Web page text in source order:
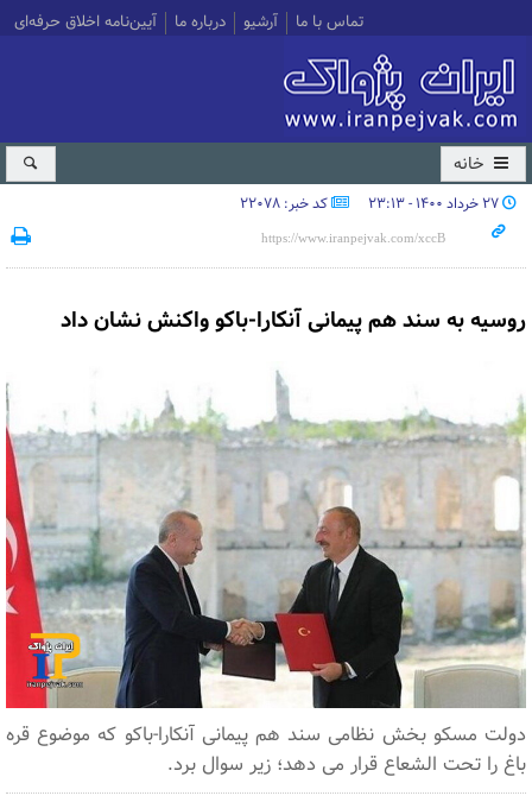
تماس با ما آرشیو درباره ما آیین‌نامه اخلاق حرفه‌ای
خانه
۲۷ خرداد ۱۴۰۰ - ۲۳:۱۳ کد خبر: 22078
روسیه به سند هم پیمانی آنکارا-باکو واکنش نشان داد
دولت مسکو بخش نظامی سند هم پیمانی آنکارا-باکو که موضوع قره
باغ را تحت الشعاع قرار می دهد؛ زیر سوال برد.